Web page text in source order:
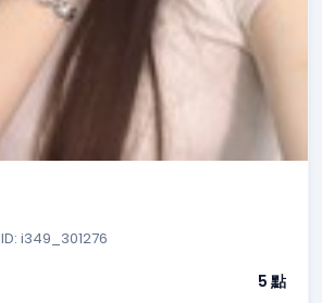
ID: i349_301276
5 點